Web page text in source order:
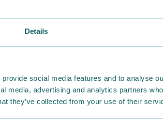
Details
social media features and to analyse
media, advertising and analytics partners
they’ve collected from your use of their
ャラクターを「スノーク」と呼び、絵の中の
であるヘンリー・レインが亡くなったのち、